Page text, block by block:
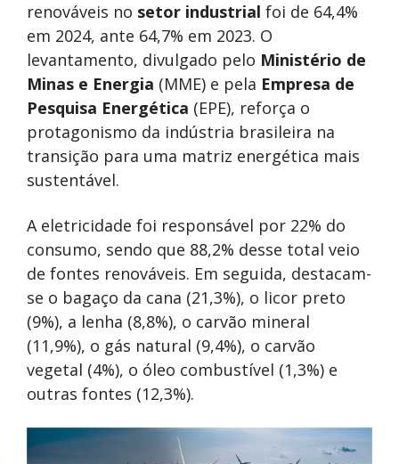
renováveis no setor industrial foi de 64,4%
em 2024, ante 64,7% em 2023. O
levantamento, divulgado pelo Ministério de
Minas e Energia (MME) e pela Empresa de
Pesquisa Energética (EPE), reforça o
protagonismo da indústria brasileira na
transição para uma matriz energética mais
sustentável.
A eletricidade foi responsável por 22% do
consumo, sendo que 88,2% desse total veio
de fontes renováveis. Em seguida, destacam-
se o bagaço da cana (21,3%), o licor preto
(9%), a lenha (8,8%), o carvão mineral
(11,9%), o gás natural (9,4%), o carvão
vegetal (4%), o óleo combustível (1,3%) e
outras fontes (12,3%).